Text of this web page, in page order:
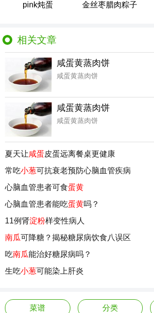
pink炖蛋 金丝枣腊肉粽子
相关文章
咸蛋黄蒸肉饼
咸蛋黄蒸肉饼
咸蛋黄蒸肉饼
咸蛋黄蒸肉饼
夏天让咸蛋皮蛋远离餐桌更健康
常吃小葱可抗衰老预防心脑血管疾病
心脑血管患者可食蛋黄
心脑血管患者能吃蛋黄吗？
11例肾淀粉样变性病人
南瓜可降糖？揭秘糖尿病饮食八误区
吃南瓜能治好糖尿病吗？
生吃小葱可能染上肝炎
菜谱 分类